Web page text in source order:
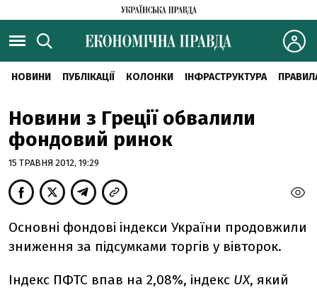
НОВИНИ ПУБЛІКАЦІЇ КОЛОНКИ ІНФРАСТРУКТУРА
Новини з Греції обвалили
фондовий ринок
15 ТРАВНЯ 2012, 19:29
Основні фондові індекси України продовжили
зниження за підсумками торгів у вівторок.
Індекс ПФТС впав на 2,08%, індекс UX, який